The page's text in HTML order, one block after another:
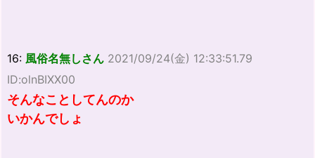
16: 風俗名無しさん 2021/09/24(金) 12:33:51.79
ID:olnBIXX00
そんなことしてんのか
いかんでしょ